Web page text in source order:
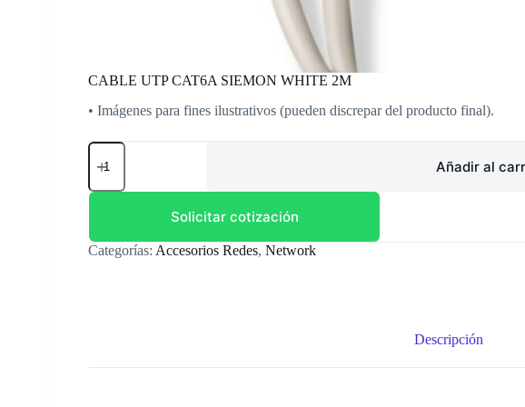
CABLE UTP CAT6A SIEMON WHITE 2M
• Imágenes para fines ilustrativos (pueden discrepar del producto final).
CABLE
UTP
SIEMON
cantidad
Añadir al
Solicitar cotización
Categorías: Accesorios Redes, Network
Descripción